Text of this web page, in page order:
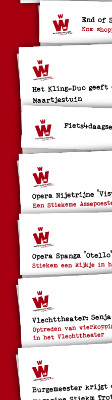
End of
Kom
Het Kling-Duo
Maartjestuin
Opera Nijetrijne
Een Stiekeme
Opera Spanga 'Otello'
Stiekem een kijkje in
Vlechttheater:
Optreden van
in het Vlechttheater
Burgemeester